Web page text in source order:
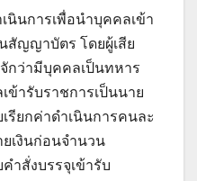
นินการเพื่อนำบุคคลเข้า
สัญญาบัตร โดยผู้เสีย
กว่ามีบุคคลเป็นทหาร
ข้ารับราชการเป็นนาย
ยกค่าดำเนินการคนละ
ยเงินก่อนจำนวน
ำสั่งบรรจุเข้ารับ